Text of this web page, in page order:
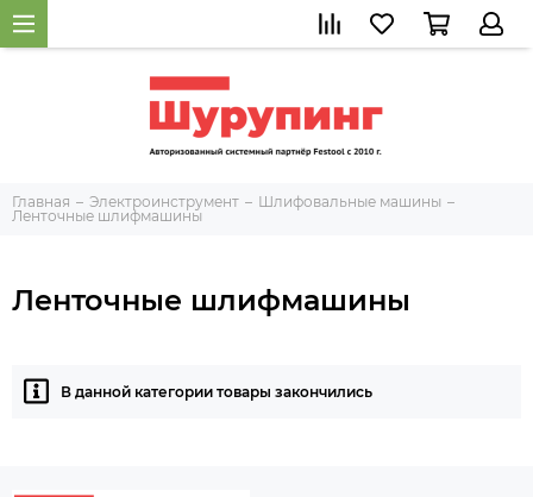
Главная Электроинструмент
Шлифовальные машины
Ленточные шлифмашины
Ленточные шлифмашины
В данной категории товары закончились